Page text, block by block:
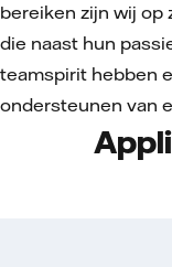
bereiken zijn wij op
die naast hun
teamspirit hebben
ondersteunen van